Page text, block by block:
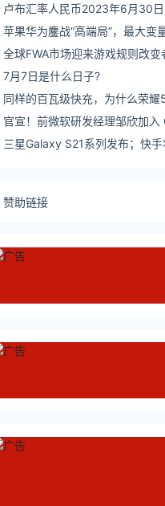
卢布汇率人民币2023年6月30日
苹果华为鏖战“高端局”，最大变
全球FWA市场迎来游戏规则改变
Reliance Jio瞄准1亿家庭用户
7月7日是什么日子?
同样的百瓦级快充，为什么荣
人不一样？
官宣！前微软研发经理邹欣加入
副总裁，CSDN 重磅招揽一流人
三星Galaxy S21系列发布；快
赞助链接